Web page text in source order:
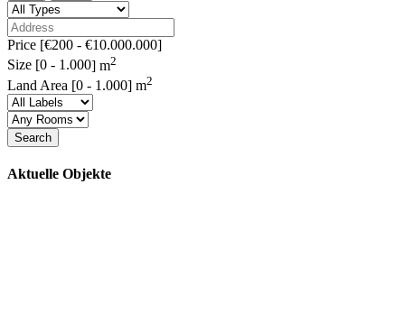
Price [€200 - €10.000.000]
Size [0 - 1.000] m2
Land Area [0 - 1.000] m2
Search
Aktuelle Objekte